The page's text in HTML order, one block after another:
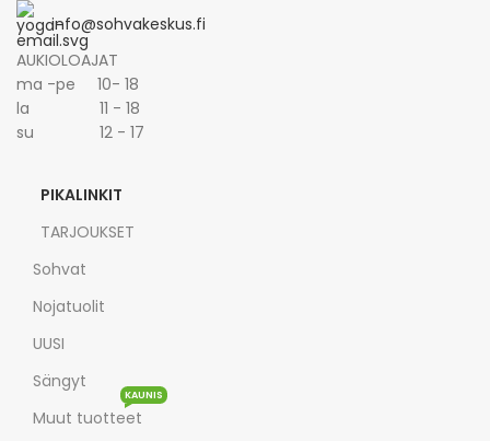
info@sohvakeskus.fi
AUKIOLOAJAT
ma -pe 10- 18
la 11 - 18
su 12 - 17
PIKALINKIT
TARJOUKSET
Sohvat
Nojatuolit
UUSI
Sängyt
Muut tuotteet
KAUNIS